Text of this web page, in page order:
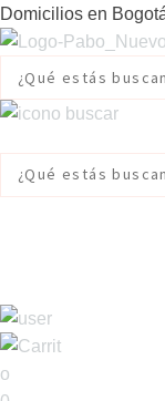
Domicilios en